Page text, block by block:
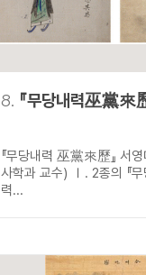
8. 『무당내력巫黨來
『무당내력 巫黨來歷』 서
사학과 교수) Ⅰ. 2종의 『무
력...